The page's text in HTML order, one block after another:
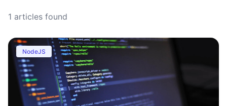
1 articles found
NodeJS